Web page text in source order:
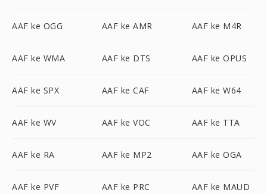
AAF ke OGG AAF ke AMR AAF ke M4R
AAF ke WMA AAF ke DTS AAF ke OPUS
AAF ke SPX AAF ke CAF AAF ke W64
AAF ke WV AAF ke VOC AAF ke TTA
AAF ke RA AAF ke MP2 AAF ke OGA
AAF ke PVF AAF ke PRC AAF ke MAUD